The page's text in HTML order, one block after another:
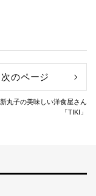
次のページ
新丸子の美味しい洋食屋さん
「TIKI」